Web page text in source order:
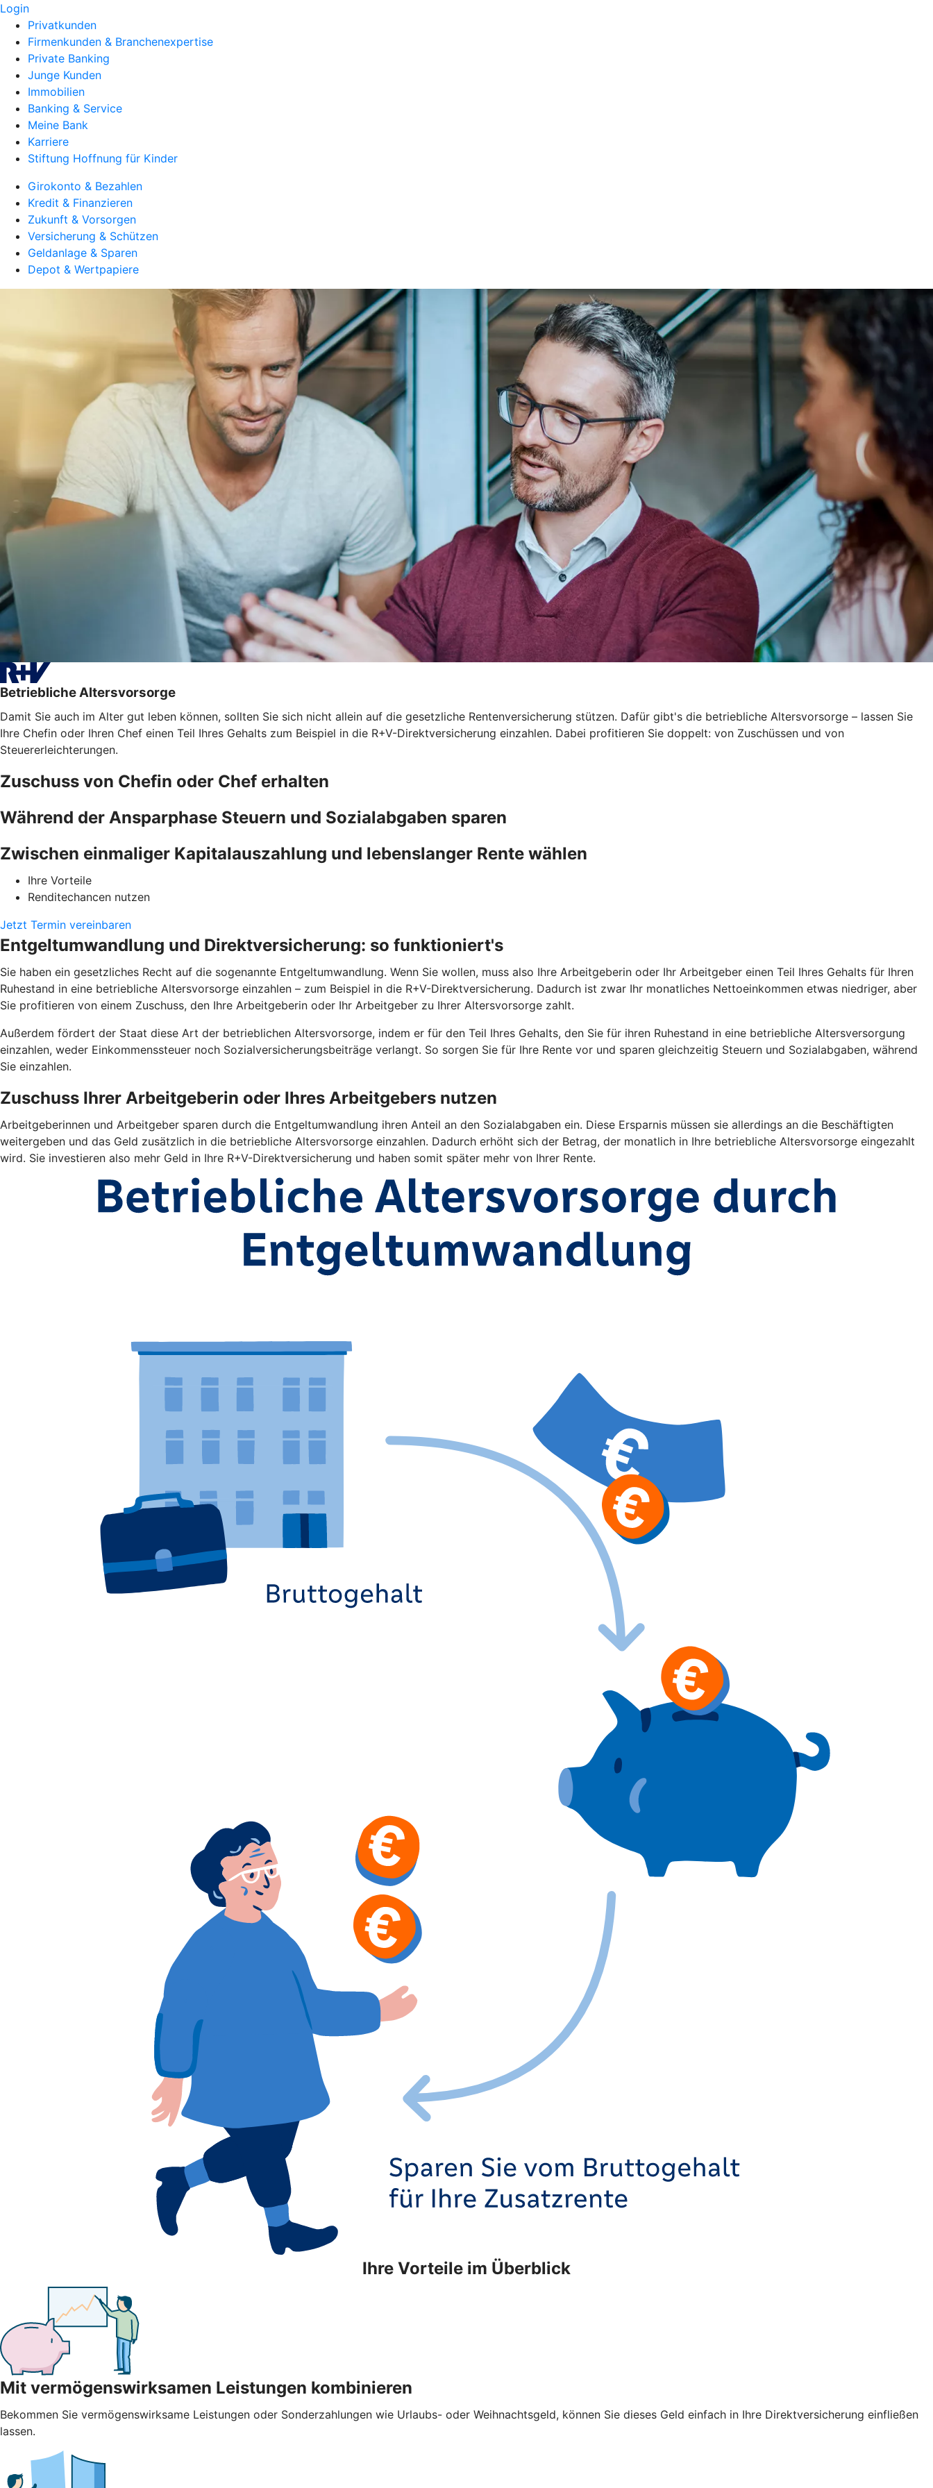
Login
Privatkunden
Firmenkunden & Branchenexpertise
Private Banking
Junge Kunden
Immobilien
Banking & Service
Meine Bank
Karriere
Stiftung Hoffnung für Kinder
Girokonto & Bezahlen
Kredit & Finanzieren
Zukunft & Vorsorgen
Versicherung & Schützen
Geldanlage & Sparen
Depot & Wertpapiere
Betriebliche Altersvorsorge
Damit Sie auch im Alter gut leben können, sollten Sie sich nicht allein auf die gesetzliche Rentenversicherung stützen. Dafür gibt's die betriebliche Altersvorsorge – lassen Sie
Ihre Chefin oder Ihren Chef einen Teil Ihres Gehalts zum Beispiel in die R+V-Direktversicherung einzahlen. Dabei profitieren Sie doppelt: von Zuschüssen und von
Steuererleichterungen.
Zuschuss von Chefin oder Chef erhalten
Während der Ansparphase Steuern und Sozialabgaben sparen
Zwischen einmaliger Kapitalauszahlung und lebenslanger Rente wählen
Ihre Vorteile
Renditechancen nutzen
Jetzt Termin vereinbaren
Entgeltumwandlung und Direktversicherung: so funktioniert's
Sie haben ein gesetzliches Recht auf die sogenannte Entgeltumwandlung. Wenn Sie wollen, muss also Ihre Arbeitgeberin oder Ihr Arbeitgeber einen Teil Ihres Gehalts für Ihren
Ruhestand in eine betriebliche Altersvorsorge einzahlen – zum Beispiel in die R+V-Direktversicherung. Dadurch ist zwar Ihr monatliches Nettoeinkommen etwas niedriger, aber
Sie profitieren von einem Zuschuss, den Ihre Arbeitgeberin oder Ihr Arbeitgeber zu Ihrer Altersvorsorge zahlt.
Außerdem fördert der Staat diese Art der betrieblichen Altersvorsorge, indem er für den Teil Ihres Gehalts, den Sie für ihren Ruhestand in eine betriebliche Altersversorgung
einzahlen, weder Einkommenssteuer noch Sozialversicherungsbeiträge verlangt. So sorgen Sie für Ihre Rente vor und sparen gleichzeitig Steuern und Sozialabgaben, während
Sie einzahlen.
Zuschuss Ihrer Arbeitgeberin oder Ihres Arbeitgebers nutzen
Arbeitgeberinnen und Arbeitgeber sparen durch die Entgeltumwandlung ihren Anteil an den Sozialabgaben ein. Diese Ersparnis müssen sie allerdings an die Beschäftigten
weitergeben und das Geld zusätzlich in die betriebliche Altersvorsorge einzahlen. Dadurch erhöht sich der Betrag, der monatlich in Ihre betriebliche Altersvorsorge eingezahlt
wird. Sie investieren also mehr Geld in Ihre R+V-Direktversicherung und haben somit später mehr von Ihrer Rente.
Ihre Vorteile im Überblick
Mit vermögenswirksamen Leistungen kombinieren
Bekommen Sie vermögenswirksame Leistungen oder Sonderzahlungen wie Urlaubs- oder Weihnachtsgeld, können Sie dieses Geld einfach in Ihre Direktversicherung einfließen
lassen.